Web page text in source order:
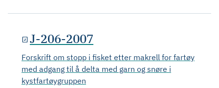
J-206-2007
Forskrift om stopp i fisket etter makrell for fartøy
med adgang til å delta med garn og snøre i
kystfartøygruppen